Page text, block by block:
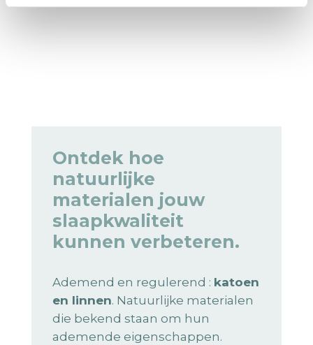
Ontdek hoe
natuurlijke
materialen jouw
slaapkwaliteit
kunnen verbeteren.
Ademend en regulerend : katoen
en linnen. Natuurlijke materialen
die bekend staan om hun
ademende eigenschappen.